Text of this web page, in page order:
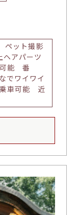
ペット撮影
アパーツ
可能 番
ワイワイ
乗車可能 近